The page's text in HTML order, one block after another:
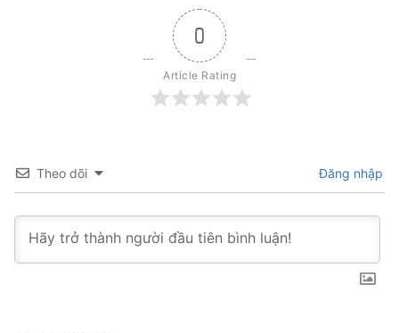
0
Article Rating
Theo dõi Đăng nhập